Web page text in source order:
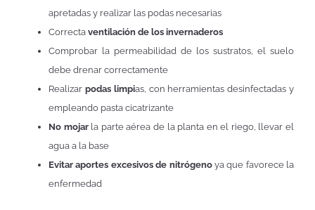
apretadas y realizar las podas necesarias
Correcta ventilación de los invernaderos
Comprobar la permeabilidad de los sustratos, el suelo
debe drenar correctamente
Realizar podas limpias, con herramientas desinfectadas y
empleando pasta cicatrizante
No mojarla parte aérea de la planta en el riego, llevar el
agua a la base
Evitar aportes excesivos de nitrógenoya que favorece la
enfermedad